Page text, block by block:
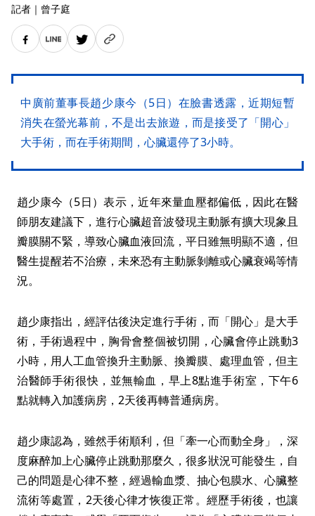
記者 ｜ 曾子庭
中廣前董事長趙少康今（5日）在臉書透露，近期短暫
消失在螢光幕前，不是出去旅遊，而是接受了「開心」
大手術，而在手術期間，心臟還停了3小時。
趙少康今（5日）表示，近年來量血壓都偏低，因此在醫
師朋友建議下，進行心臟超音波發現主動脈有擴大現象且
瓣膜關不緊，導致心臟血液回流，平日雖無明顯不適，但
醫生提醒若不治療，未來恐有主動脈剝離或心臟衰竭等情
況。
趙少康指出，經評估後決定進行手術，而「開心」是大手
術，手術過程中，胸骨會整個被切開，心臟會停止跳動3
小時，用人工血管換升主動脈、換瓣膜、處理血管，但主
治醫師手術很快，並無輸血，早上8點進手術室，下午6
點就轉入加護病房，2天後再轉普通病房。
趙少康認為，雖然手術順利，但「牽一心而動全身」，深
度麻醉加上心臟停止跳動那麼久，很多狀況可能發生，自
己的問題是心律不整，經過輸血漿、抽心包膜水、心臟整
流術等處置，2天後心律才恢復正常。經歷手術後，也讓